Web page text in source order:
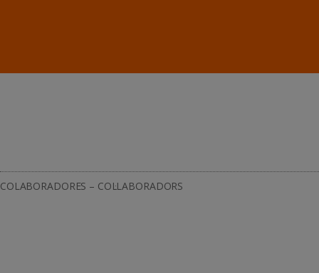
COLABORADORES – COL·LABORADORS